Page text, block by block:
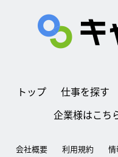
トップ 仕事を探す
企業様はこち
会社概要 利用規約